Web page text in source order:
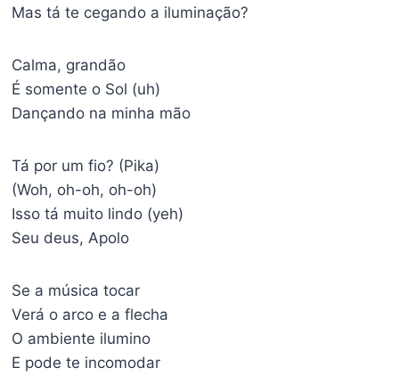
Mas tá te cegando a iluminação?
Calma, grandão
É somente o Sol (uh)
Dançando na minha mão
Tá por um fio? (Pika)
(Woh, oh-oh, oh-oh)
Isso tá muito lindo (yeh)
Seu deus, Apolo
Se a música tocar
Verá o arco e a flecha
O ambiente ilumino
E pode te incomodar